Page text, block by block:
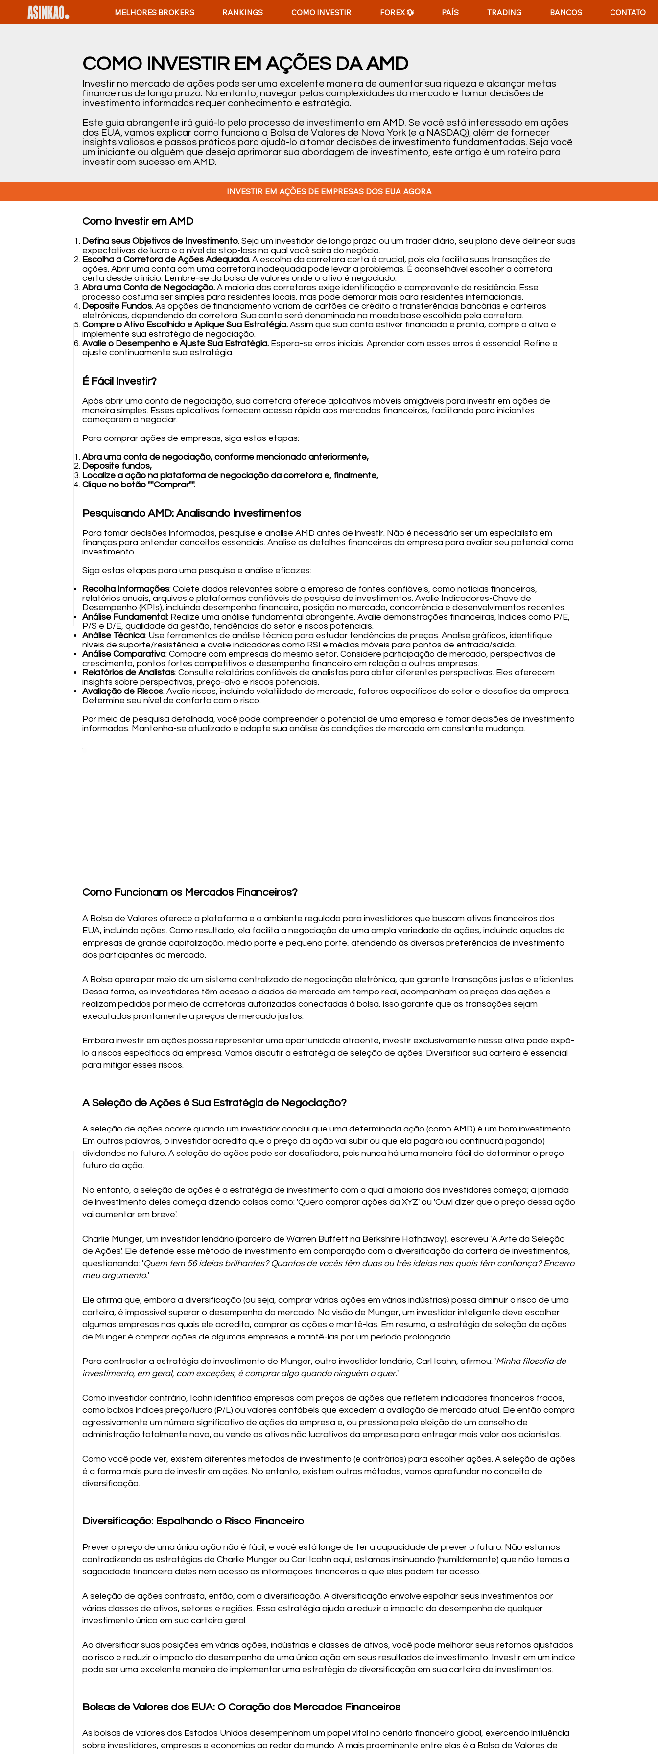
MELHORES BROKERS RANKINGS COMO INVESTIR FOREX 💱 PAÍS TRADING BANCOS CONTATO
COMO INVESTIR EM AÇÕES DA AMD
Investir no mercado de ações pode ser uma excelente maneira de aumentar sua riqueza e alcançar metas
financeiras de longo prazo. No entanto, navegar pelas complexidades do mercado e tomar decisões de
investimento informadas requer conhecimento e estratégia.
Este guia abrangente irá guiá-lo pelo processo de investimento em AMD. Se você está interessado em ações
dos EUA, vamos explicar como funciona a Bolsa de Valores de Nova York (e a NASDAQ), além de fornecer
insights valiosos e passos práticos para ajudá-lo a tomar decisões de investimento fundamentadas. Seja você
um iniciante ou alguém que deseja aprimorar sua abordagem de investimento, este artigo é um roteiro para
investir com sucesso em AMD.
Como Investir em AMD
Defina seus Objetivos de Investimento. Seja um investidor de longo prazo ou um trader diário, seu plano deve delinear suas
expectativas de lucro e o nível de stop-loss no qual você sairá do negócio.
Escolha a Corretora de Ações Adequada. A escolha da corretora certa é crucial, pois ela facilita suas transações de
ações. Abrir uma conta com uma corretora inadequada pode levar a problemas. É aconselhável escolher a corretora
certa desde o início. Lembre-se da bolsa de valores onde o ativo é negociado.
Abra uma Conta de Negociação. A maioria das corretoras exige identificação e comprovante de residência. Esse
processo costuma ser simples para residentes locais, mas pode demorar mais para residentes internacionais.
Deposite Fundos. As opções de financiamento variam de cartões de crédito a transferências bancárias e carteiras
eletrônicas, dependendo da corretora. Sua conta será denominada na moeda base escolhida pela corretora.
Compre o Ativo Escolhido e Aplique Sua Estratégia. Assim que sua conta estiver financiada e pronta, compre o ativo e
implemente sua estratégia de negociação.
Avalie o Desempenho e Ajuste Sua Estratégia. Espera-se erros iniciais. Aprender com esses erros é essencial. Refine e
ajuste continuamente sua estratégia.
É Fácil Investir?
Após abrir uma conta de negociação, sua corretora oferece aplicativos móveis amigáveis para investir em ações de
maneira simples. Esses aplicativos fornecem acesso rápido aos mercados financeiros, facilitando para iniciantes
começarem a negociar.
Para comprar ações de empresas, siga estas etapas:
Abra uma conta de negociação, conforme mencionado anteriormente,
Deposite fundos,
Localize a ação na plataforma de negociação da corretora e, finalmente,
Clique no botão ""Comprar"".
Pesquisando AMD: Analisando Investimentos
Para tomar decisões informadas, pesquise e analise AMD antes de investir. Não é necessário ser um especialista em
finanças para entender conceitos essenciais. Analise os detalhes financeiros da empresa para avaliar seu potencial como
investimento.
Siga estas etapas para uma pesquisa e análise eficazes:
Recolha Informações: Colete dados relevantes sobre a empresa de fontes confiáveis, como notícias financeiras,
relatórios anuais, arquivos e plataformas confiáveis de pesquisa de investimentos. Avalie Indicadores-Chave de
Desempenho (KPIs), incluindo desempenho financeiro, posição no mercado, concorrência e desenvolvimentos recentes.
Análise Fundamental: Realize uma análise fundamental abrangente. Avalie demonstrações financeiras, índices como P/E,
P/S e D/E, qualidade da gestão, tendências do setor e riscos potenciais.
Análise Técnica: Use ferramentas de análise técnica para estudar tendências de preços. Analise gráficos, identifique
níveis de suporte/resistência e avalie indicadores como RSI e médias móveis para pontos de entrada/saída.
Análise Comparativa: Compare com empresas do mesmo setor. Considere participação de mercado, perspectivas de
crescimento, pontos fortes competitivos e desempenho financeiro em relação a outras empresas.
Relatórios de Analistas: Consulte relatórios confiáveis de analistas para obter diferentes perspectivas. Eles oferecem
insights sobre perspectivas, preço-alvo e riscos potenciais.
Avaliação de Riscos: Avalie riscos, incluindo volatilidade de mercado, fatores específicos do setor e desafios da empresa.
Determine seu nível de conforto com o risco.
Por meio de pesquisa detalhada, você pode compreender o potencial de uma empresa e tomar decisões de investimento
informadas. Mantenha-se atualizado e adapte sua análise às condições de mercado em constante mudança.
Como Funcionam os Mercados Financeiros?
A Bolsa de Valores oferece a plataforma e o ambiente regulado para investidores que buscam ativos financeiros dos
EUA, incluindo ações. Como resultado, ela facilita a negociação de uma ampla variedade de ações, incluindo aquelas de
empresas de grande capitalização, médio porte e pequeno porte, atendendo às diversas preferências de investimento
dos participantes do mercado.
A Bolsa opera por meio de um sistema centralizado de negociação eletrônica, que garante transações justas e eficientes.
Dessa forma, os investidores têm acesso a dados de mercado em tempo real, acompanham os preços das ações e
realizam pedidos por meio de corretoras autorizadas conectadas à bolsa. Isso garante que as transações sejam
executadas prontamente a preços de mercado justos.
Embora investir em ações possa representar uma oportunidade atraente, investir exclusivamente nesse ativo pode expô-
lo a riscos específicos da empresa. Vamos discutir a estratégia de seleção de ações: Diversificar sua carteira é essencial
para mitigar esses riscos.
A Seleção de Ações é Sua Estratégia de Negociação?
A seleção de ações ocorre quando um investidor conclui que uma determinada ação (como AMD) é um bom investimento.
Em outras palavras, o investidor acredita que o preço da ação vai subir ou que ela pagará (ou continuará pagando)
dividendos no futuro. A seleção de ações pode ser desafiadora, pois nunca há uma maneira fácil de determinar o preço
futuro da ação.
No entanto, a seleção de ações é a estratégia de investimento com a qual a maioria dos investidores começa; a jornada
de investimento deles começa dizendo coisas como: 'Quero comprar ações da XYZ' ou 'Ouvi dizer que o preço dessa ação
vai aumentar em breve'.
Charlie Munger, um investidor lendário (parceiro de Warren Buffett na Berkshire Hathaway), escreveu 'A Arte da Seleção
de Ações'. Ele defende esse método de investimento em comparação com a diversificação da carteira de investimentos,
questionando: 'Quem tem 56 ideias brilhantes? Quantos de vocês têm duas ou três ideias nas quais têm confiança? Encerro
meu argumento.'
Ele afirma que, embora a diversificação (ou seja, comprar várias ações em várias indústrias) possa diminuir o risco de uma
carteira, é impossível superar o desempenho do mercado. Na visão de Munger, um investidor inteligente deve escolher
algumas empresas nas quais ele acredita, comprar as ações e mantê-las. Em resumo, a estratégia de seleção de ações
de Munger é comprar ações de algumas empresas e mantê-las por um período prolongado.
Para contrastar a estratégia de investimento de Munger, outro investidor lendário, Carl Icahn, afirmou: 'Minha filosofia de
investimento, em geral, com exceções, é comprar algo quando ninguém o quer.'
Como investidor contrário, Icahn identifica empresas com preços de ações que refletem indicadores financeiros fracos,
como baixos índices preço/lucro (P/L) ou valores contábeis que excedem a avaliação de mercado atual. Ele então compra
agressivamente um número significativo de ações da empresa e, ou pressiona pela eleição de um conselho de
administração totalmente novo, ou vende os ativos não lucrativos da empresa para entregar mais valor aos acionistas.
Como você pode ver, existem diferentes métodos de investimento (e contrários) para escolher ações. A seleção de ações
é a forma mais pura de investir em ações. No entanto, existem outros métodos; vamos aprofundar no conceito de
diversificação.
Diversificação: Espalhando o Risco Financeiro
Prever o preço de uma única ação não é fácil, e você está longe de ter a capacidade de prever o futuro. Não estamos
contradizendo as estratégias de Charlie Munger ou Carl Icahn aqui; estamos insinuando (humildemente) que não temos a
sagacidade financeira deles nem acesso às informações financeiras a que eles podem ter acesso.
A seleção de ações contrasta, então, com a diversificação. A diversificação envolve espalhar seus investimentos por
várias classes de ativos, setores e regiões. Essa estratégia ajuda a reduzir o impacto do desempenho de qualquer
investimento único em sua carteira geral.
Ao diversificar suas posições em várias ações, indústrias e classes de ativos, você pode melhorar seus retornos ajustados
ao risco e reduzir o impacto do desempenho de uma única ação em seus resultados de investimento. Investir em um índice
pode ser uma excelente maneira de implementar uma estratégia de diversificação em sua carteira de investimentos.
Bolsas de Valores dos EUA: O Coração dos Mercados Financeiros
As bolsas de valores dos Estados Unidos desempenham um papel vital no cenário financeiro global, exercendo influência
sobre investidores, empresas e economias ao redor do mundo. A mais proeminente entre elas é a Bolsa de Valores de
INVESTIR EM AÇÕES DE EMPRESAS DOS EUA AGORA